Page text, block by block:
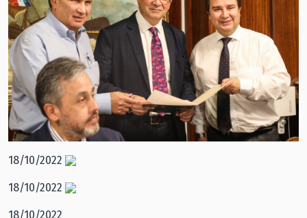
18/10/2022
18/10/2022
18/10/2022